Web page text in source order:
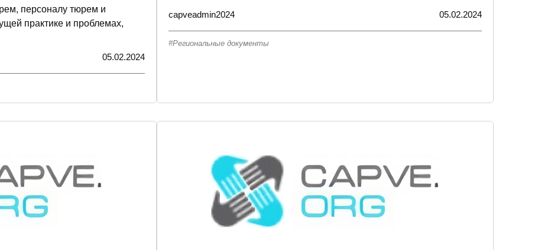
персоналу тюрем и
практике и проблемах,
05.02.2024
capveadmin2024
05.02.2024
Региональные документы